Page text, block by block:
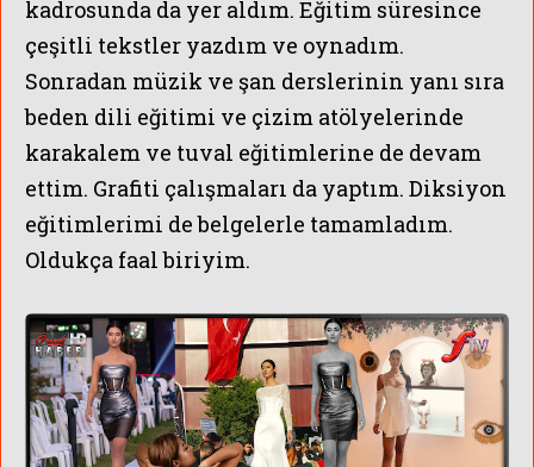
kadrosunda da yer aldım. Eğitim süresince
çeşitli tekstler yazdım ve oynadım.
Sonradan müzik ve şan derslerinin yanı sıra
beden dili eğitimi ve çizim atölyelerinde
karakalem ve tuval eğitimlerine de devam
ettim. Grafiti çalışmaları da yaptım. Diksiyon
eğitimlerimi de belgelerle tamamladım.
Oldukça faal biriyim.